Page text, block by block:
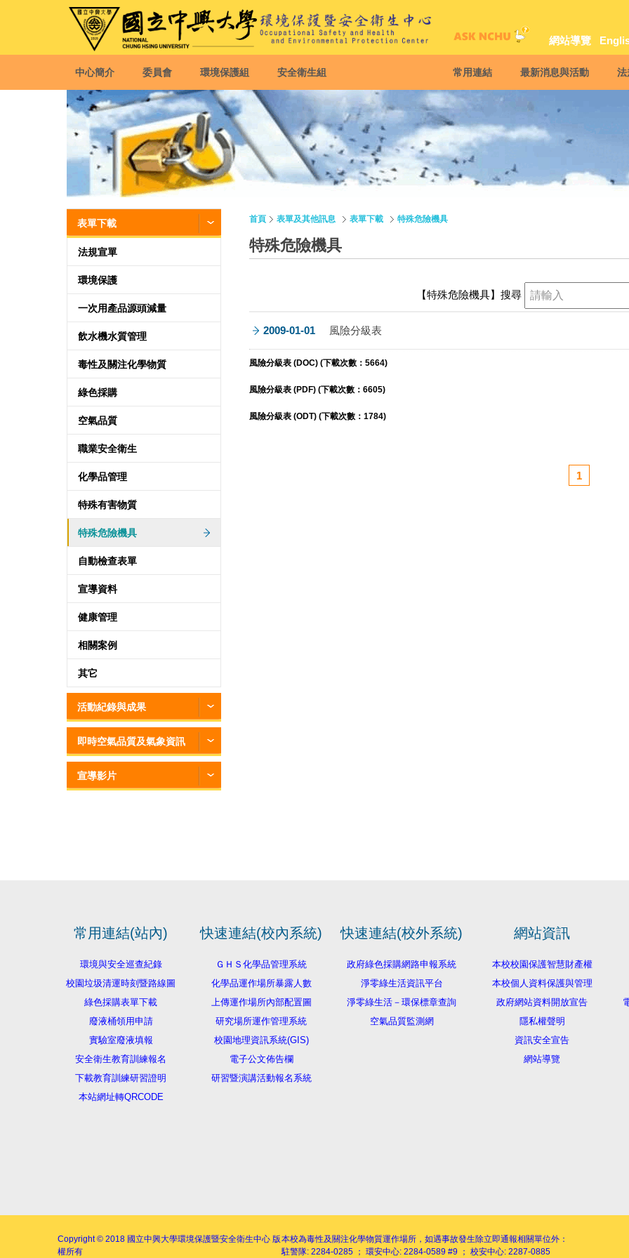
網站導覽
中心簡介 委員會 環境保護組 安全衛生組 常用連結 最新消息與活動 法
表單下載
法規宣單
環境保護
一次用產品源頭減量
飲水機水質管理
毒性及關注化學物質
綠色採購
空氣品質
職業安全衛生
化學品管理
特殊有害物質
特殊危險機具
自動檢查表單
宣導資料
健康管理
相關案例
其它
活動紀錄與成果
即時空氣品質及氣象資訊
宣導影片
首頁 表單及其他訊息 表單下載 特殊危險機具
特殊危險機具
【特殊危險機具】 搜尋
2009-01-01 風險分級表
風險分級表 (DOC) (下載次數：5664)
風險分級表 (PDF) (下載次數：6605)
風險分級表 (ODT) (下載次數：1784)
1
常用連結(站內)
環境與安全巡查紀錄
校園垃圾清運時刻暨路線圖
綠色採購表單下載
廢液桶領用申請
實驗室廢液填報
安全衛生教育訓練報名
下載教育訓練研習證明
本站網址轉QRCODE
快速連結(校內系統)
ＧＨＳ化學品管理系統
化學品運作場所暴露人數
上傳運作場所內部配置圖
研究場所運作管理系統
校園地理資訊系統(GIS)
電子公文佈告欄
研習暨演講活動報名系統
快速連結(校外系統)
政府綠色採購網路申報系統
淨零綠生活資訊平台
淨零綠生活－環保標章查詢
空氣品質監測網
網站資訊
本校校園保護智慧財產權
本校個人資料保護與管理
政府網站資料開放宣告
隱私權聲明
資訊安全宣告
網站導覽
Copyright © 2018 國立中興大學環境保護暨安全衛生中心 版
權所有
本校為毒性及關注化學物質運作場所，如遇事故發生除立即通報相關單位外：
駐警隊: 2284-0285 ； 環安中心: 2284-0589 #9 ； 校安中心: 2287-0885